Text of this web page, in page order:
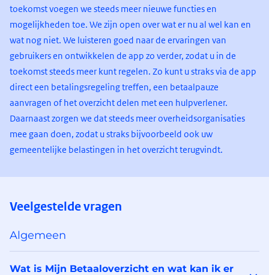
toekomst voegen we steeds meer nieuwe functies en
mogelijkheden toe. We zijn open over wat er nu al wel kan en
wat nog niet. We luisteren goed naar de ervaringen van
gebruikers en ontwikkelen de app zo verder, zodat u in de
toekomst steeds meer kunt regelen. Zo kunt u straks via de app
direct een betalingsregeling treffen, een betaalpauze
aanvragen of het overzicht delen met een hulpverlener.
Daarnaast zorgen we dat steeds meer overheidsorganisaties
mee gaan doen, zodat u straks bijvoorbeeld ook uw
gemeentelijke belastingen in het overzicht terugvindt.
Veelgestelde vragen
Algemeen
Wat is Mijn Betaaloverzicht en wat kan ik er